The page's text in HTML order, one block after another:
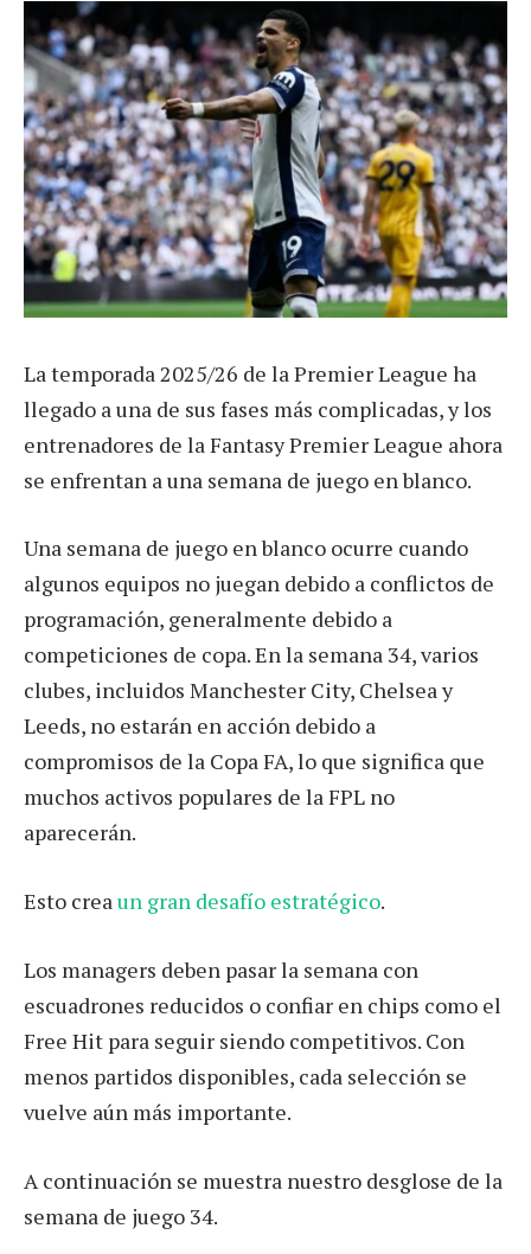
La temporada 2025/26 de la Premier League ha
llegado a una de sus fases más complicadas, y los
entrenadores de la Fantasy Premier League ahora
se enfrentan a una semana de juego en blanco.
Una semana de juego en blanco ocurre cuando
algunos equipos no juegan debido a conflictos de
programación, generalmente debido a
competiciones de copa. En la semana 34, varios
clubes, incluidos Manchester City, Chelsea y
Leeds, no estarán en acción debido a
compromisos de la Copa FA, lo que significa que
muchos activos populares de la FPL no
aparecerán.
Esto creaun gran desafío estratégico.
Los managers deben pasar la semana con
escuadrones reducidos o confiar en chips como el
Free Hit para seguir siendo competitivos. Con
menos partidos disponibles, cada selección se
vuelve aún más importante.
A continuación se muestra nuestro desglose de la
semana de juego 34.